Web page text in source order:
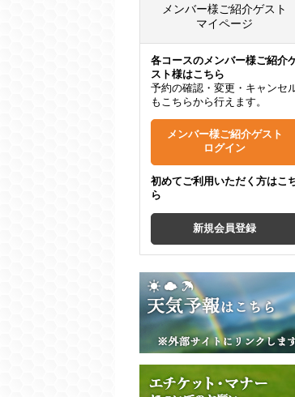
メンバー様ご紹介ゲスト
マイページ
各コースのメンバー様ご紹介
スト様はこちら
予約の確認・変更・キャンセ
もこちらから行えます。
メンバー様ご紹介ゲスト
ログイン
初めてご利用いただく方はこ
ら
新規会員登録